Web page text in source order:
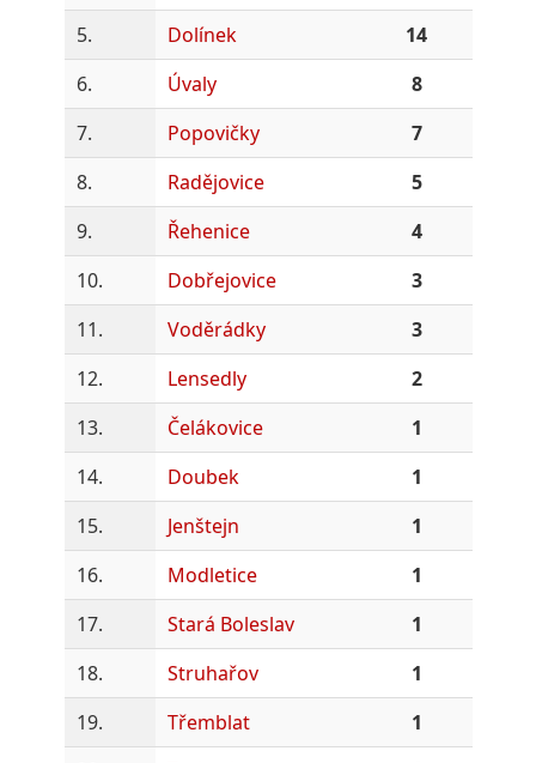
5.
Dolínek
14
6.
Úvaly
8
7.
Popovičky
7
8.
Radějovice
5
9.
Řehenice
4
10.
Dobřejovice
3
11.
Voděrádky
3
12.
Lensedly
2
13.
Čelákovice
1
14.
Doubek
1
15.
Jenštejn
1
16.
Modletice
1
17.
Stará Boleslav
1
18.
Struhařov
1
19.
Třemblat
1